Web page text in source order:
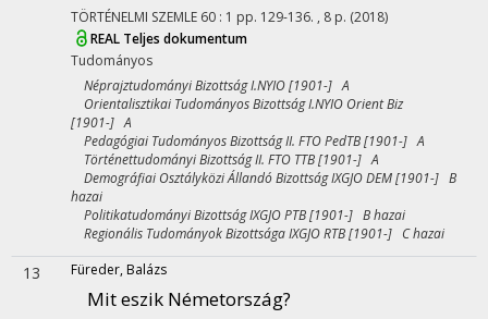
TÖRTÉNELMI SZEMLE 60 : 1 pp. 129-136. , 8 p. (2018)
REAL Teljes dokumentum
Tudományos
Néprajztudományi Bizottság I.NYIO [1901-] A
Orientalisztikai Tudományos Bizottság I.NYIO Orient Biz
[1901-] A
Pedagógiai Tudományos Bizottság II. FTO PedTB [1901-] A
Történettudományi Bizottság II. FTO TTB [1901-] A
Demográfiai Osztályközi Állandó Bizottság IXGJO DEM [1901-] B
hazai
Politikatudományi Bizottság IXGJO PTB [1901-] B hazai
Regionális Tudományok Bizottsága IXGJO RTB [1901-] C hazai
13 Füreder, Balázs
Mit eszik Németország?